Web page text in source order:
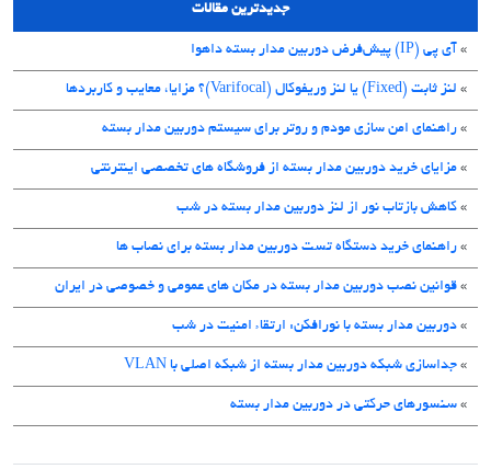
جدیدترین مقالات
» آی پی (IP) پیش‌فرض دوربین مدار بسته داهوا
» لنز ثابت (Fixed) یا لنز وریفوکال (Varifocal)؟ مزایا، معایب و کاربردها
» راهنمای امن سازی مودم و روتر برای سیستم دوربین مدار بسته
» مزایای خرید دوربین مدار بسته از فروشگاه های تخصصی اینترنتی
» کاهش بازتاب نور از لنز دوربین مدار بسته در شب
» راهنمای خرید دستگاه تست دوربین مدار بسته برای نصاب ها
» قوانین نصب دوربین مدار بسته در مکان های عمومی و خصوصی در ایران
» دوربین مدار بسته با نورافکن: ارتقاء امنیت در شب
» جداسازی شبکه دوربین مدار بسته از شبکه اصلی با VLAN
» سنسورهای حرکتی در دوربین مدار بسته